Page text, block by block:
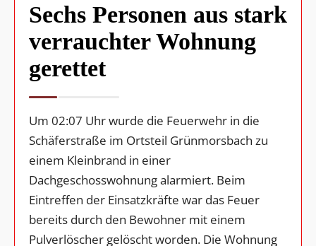
Sechs Personen aus stark
verrauchter Wohnung
gerettet
Um 02:07 Uhr wurde die Feuerwehr in die
Schäferstraße im Ortsteil Grünmorsbach zu
einem Kleinbrand in einer
Dachgeschosswohnung alarmiert. Beim
Eintreffen der Einsatzkräfte war das Feuer
bereits durch den Bewohner mit einem
Pulverlöscher gelöscht worden. Die Wohnung